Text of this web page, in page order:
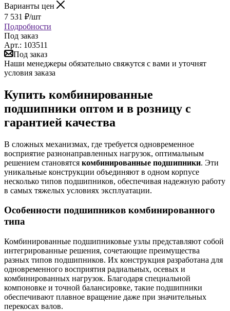
Варианты цен
7 531 ₽/шт
Подробности
Под заказ
Арт.: 103511
Под заказ
Наши менеджеры обязательно свяжутся с вами и уточнят
условия заказа
Купить комбинированные
подшипники оптом и в розницу с
гарантией качества
В сложных механизмах, где требуется одновременное
восприятие разнонаправленных нагрузок, оптимальным
решением становятся комбинированные подшипники. Эти
уникальные конструкции объединяют в одном корпусе
несколько типов подшипников, обеспечивая надежную работу
в самых тяжелых условиях эксплуатации.
Особенности подшипников комбинированного
типа
Комбинированные подшипниковые узлы представляют собой
интегрированные решения, сочетающие преимущества
разных типов подшипников. Их конструкция разработана для
одновременного восприятия радиальных, осевых и
комбинированных нагрузок. Благодаря специальной
компоновке и точной балансировке, такие подшипники
обеспечивают плавное вращение даже при значительных
перекосах валов.